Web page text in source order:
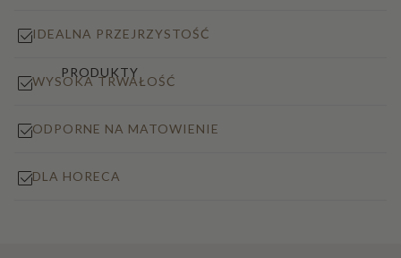
PRODUKTY
IDEALNA PRZEJRZYSTOŚĆ
WYSOKA TRWAŁOŚĆ
ODPORNE NA MATOWIENIE
DLA HORECA